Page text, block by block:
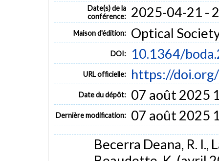
Date(s) de la
conférence:
2025-04-21 -
Maison d'édition: Optical
DOI: 10.1364/
URL officielle: https://
Date du dépôt: 07 août 2025
Dernière modification: 07 août 2025
Becerra Deana, R. I.,